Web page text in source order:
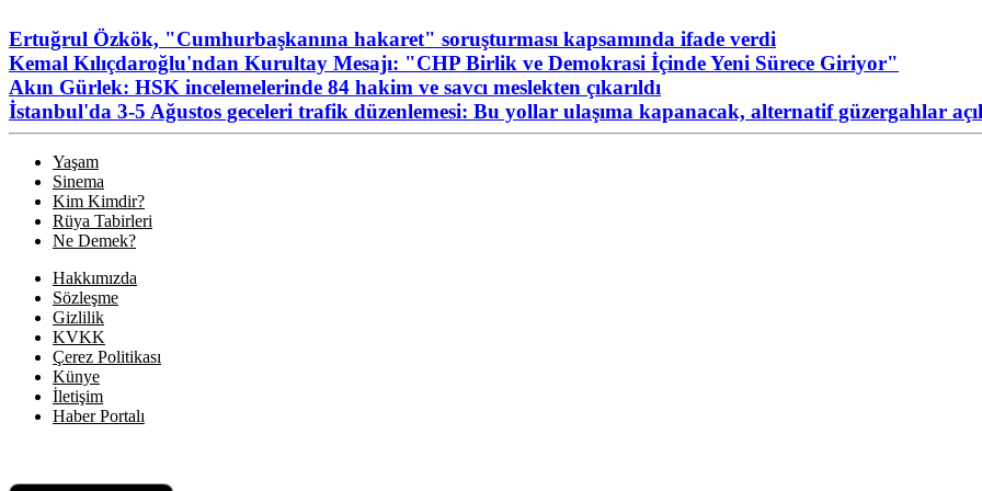
Ertuğrul Özkök, "Cumhurbaşkanına hakaret" soruşturması kapsamında ifade verdi
Kemal Kılıçdaroğlu'ndan Kurultay Mesajı: "CHP Birlik ve Demokrasi İçinde Yeni Sürece Giriyor"
Akın Gürlek: HSK incelemelerinde 84 hakim ve savcı meslekten çıkarıldı
İstanbul'da 3-5 Ağustos geceleri trafik düzenlemesi: Bu yollar ulaşıma kapanacak, alternatif güzergahlar
Yaşam
Sinema
Kim Kimdir?
Rüya Tabirleri
Ne Demek?
Hakkımızda
Sözleşme
Gizlilik
KVKK
Çerez Politikası
Künye
İletişim
Haber Portalı